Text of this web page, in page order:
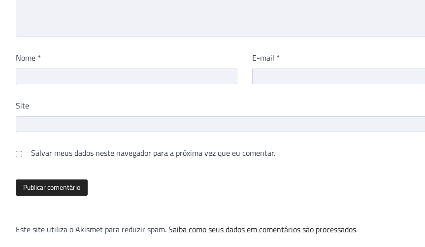
Nome * E-mail *
Site
Salvar meus dados neste navegador para a próxima vez que eu comentar.
Este site utiliza o Akismet para reduzir spam.Saiba como seus dados em comentários são processados.